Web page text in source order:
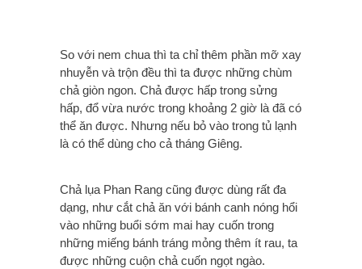
So với nem chua thì ta chỉ thêm phần mỡ xay
nhuyễn và trộn đều thì ta được những chùm
chả giòn ngon. Chả được hấp trong sửng
hấp, đổ vừa nước trong khoảng 2 giờ là đã có
thể ăn được. Nhưng nếu bỏ vào trong tủ lạnh
là có thể dùng cho cả tháng Giêng.
Chả lụa Phan Rang cũng được dùng rất đa
dạng, như cắt chả ăn với bánh canh nóng hổi
vào những buổi sớm mai hay cuốn trong
những miếng bánh tráng mỏng thêm ít rau, ta
được những cuộn chả cuốn ngọt ngào.